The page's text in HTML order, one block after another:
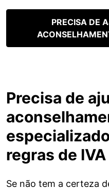
PRECISA DE
Precisa de
regras de
Se não tem a certeza